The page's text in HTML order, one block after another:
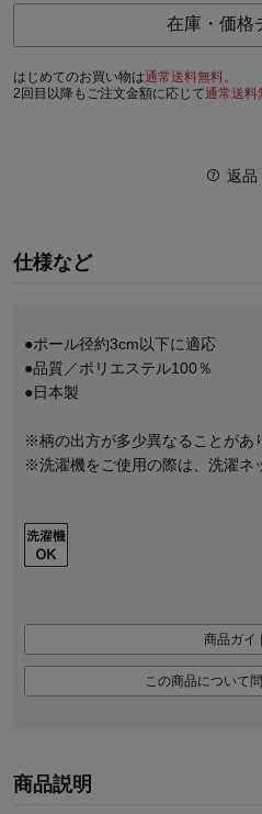
在庫・価格
はじめてのお買い物は通常送料無料。
2回目以降もご注文金額に応じて通常送料
返品
仕様など
●ポール径約3cm以下に適応
●品質／ポリエステル100％
●日本製
※柄の出方が多少異なることがあ
※洗濯機をご使用の際は、洗濯ネ
商品ガイ
この商品について
商品説明